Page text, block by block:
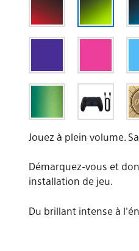
Jouez à plein volume.
Démarquez-vous et
installation de jeu.
Du brillant intense à